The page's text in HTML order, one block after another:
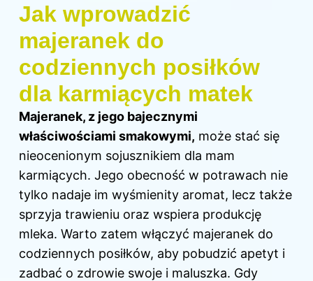
Jak wprowadzić
majeranek do
codziennych posiłków
dla karmiących matek
Majeranek, z jego bajecznymi
właściwościami smakowymi, może stać się
nieocenionym sojusznikiem dla mam
karmiących. Jego obecność w potrawach nie
tylko nadaje im wyśmienity aromat, lecz także
sprzyja trawieniu oraz wspiera produkcję
mleka. Warto zatem włączyć majeranek do
codziennych posiłków, aby pobudzić apetyt i
zadbać o zdrowie swoje i maluszka. Gdy